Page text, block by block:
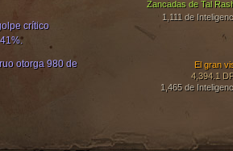
Zancadas de Tal
1,111 de
El gran
4,394.1
1,465 de
crítico
otorga 980 de